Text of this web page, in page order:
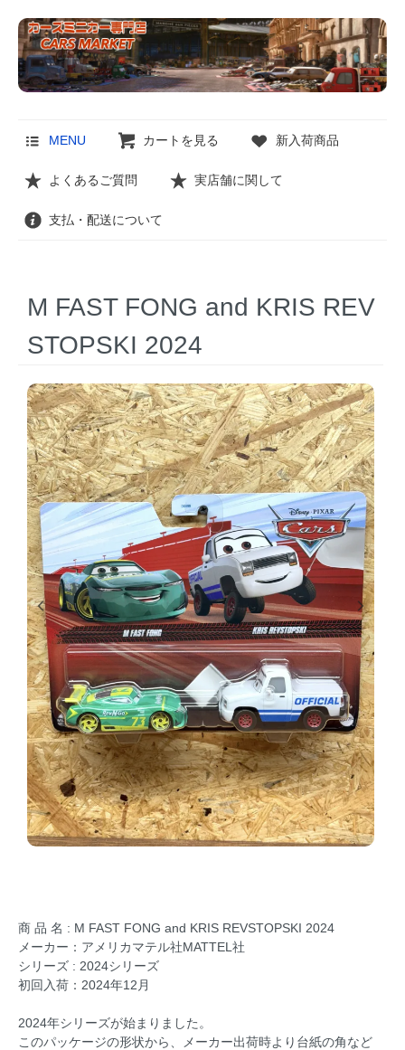
MENU カートを見る 新入荷商品
よくあるご質問 実店舗に関して
支払・配送について
M FAST FONG and KRIS REV
STOPSKI 2024
商 品 名 : M FAST FONG and KRIS REVSTOPSKI 2024
メーカー：アメリカマテル社MATTEL社
シリーズ : 2024シリーズ
初回入荷：2024年12月
2024年シリーズが始まりました。
このパッケージの形状から、メーカー出荷時より台紙の角など